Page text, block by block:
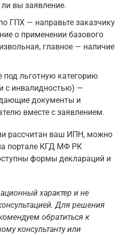
вы заявление.
ГПХ — направьте заказчику
о применении базового
главное — наличие
под льготную категорию
с инвалидностью) —
документы и
вместе с заявлением.
рассчитан ваш ИПН, можно
портале КГД МФ РК
формы деклараций и
характер и не
Для решения
обратиться к
консультанту или